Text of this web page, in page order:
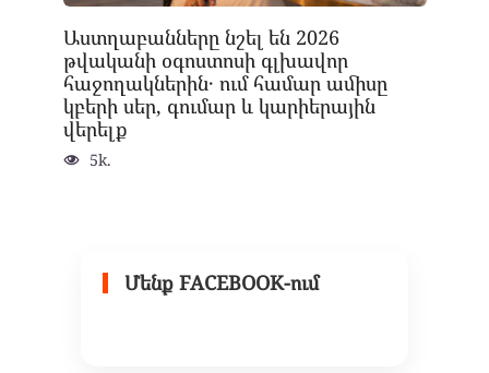
Աստղաբանները նշել են 2026
թվականի օգոստոսի գլխավոր
հաջողակներին․ ում համար ամիսը
կբերի սեր, գումար և կարիերային
վերելք
5k.
Մենք FACEBOOK-ում